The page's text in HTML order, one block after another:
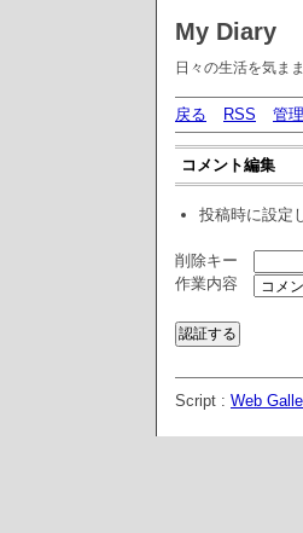
My Diary
日々の生活を気ま
戻る RSS 管
コメント編集
投稿時に設定
削除キー
作業内容
Script : Web